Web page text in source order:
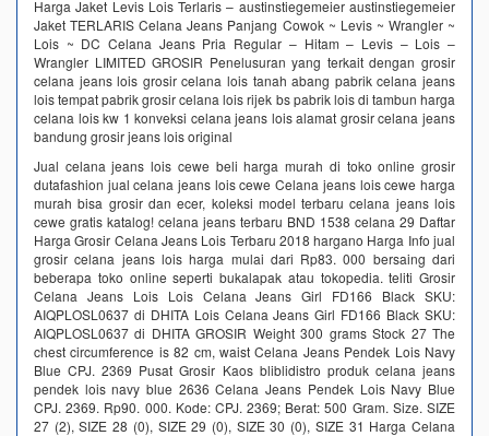
Harga Jaket Levis Lois Terlaris – austinstiegemeier austinstiegemeier
Jaket TERLARIS Celana Jeans Panjang Cowok ~ Levis ~ Wrangler ~
Lois ~ DC Celana Jeans Pria Regular – Hitam – Levis – Lois –
Wrangler LIMITED GROSIR Penelusuran yang terkait dengan grosir
celana jeans lois grosir celana lois tanah abang pabrik celana jeans
lois tempat pabrik grosir celana lois rijek bs pabrik lois di tambun harga
celana lois kw 1 konveksi celana jeans lois alamat grosir celana jeans
bandung grosir jeans lois original
Jual celana jeans lois cewe beli harga murah di toko online grosir
dutafashion jual celana jeans lois cewe Celana jeans lois cewe harga
murah bisa grosir dan ecer, koleksi model terbaru celana jeans lois
cewe gratis katalog! celana jeans terbaru BND 1538 celana 29 Daftar
Harga Grosir Celana Jeans Lois Terbaru 2018 hargano Harga Info jual
grosir celana jeans lois harga mulai dari Rp83. 000 bersaing dari
beberapa toko online seperti bukalapak atau tokopedia. teliti Grosir
Celana Jeans Lois Lois Celana Jeans Girl FD166 Black SKU:
AIQPLOSL0637 di DHITA Lois Celana Jeans Girl FD166 Black SKU:
AIQPLOSL0637 di DHITA GROSIR Weight 300 grams Stock 27 The
chest circumference is 82 cm, waist Celana Jeans Pendek Lois Navy
Blue CPJ. 2369 Pusat Grosir Kaos bliblidistro produk celana jeans
pendek lois navy blue 2636 Celana Jeans Pendek Lois Navy Blue
CPJ. 2369. Rp90. 000. Kode: CPJ. 2369; Berat: 500 Gram. Size. SIZE
27 (2), SIZE 28 (0), SIZE 29 (0), SIZE 30 (0), SIZE 31 Harga Celana